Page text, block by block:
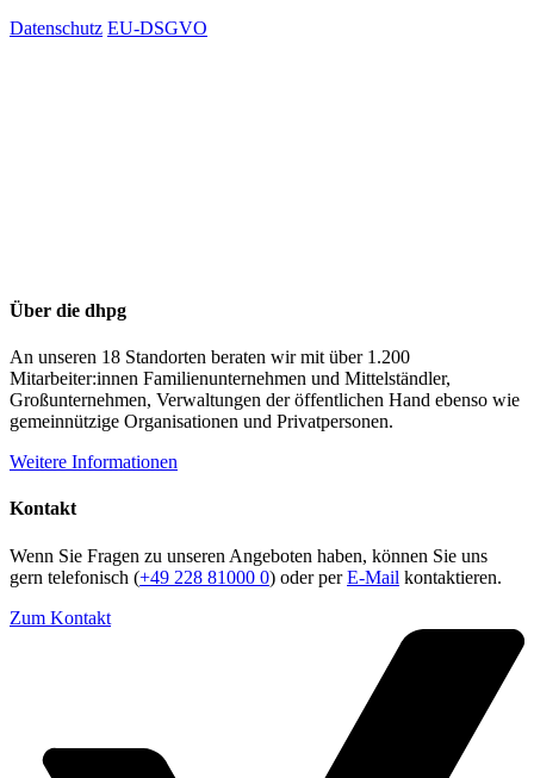
Datenschutz EU-DSGVO
Über die dhpg
An unseren 18 Standorten beraten wir mit über 1.200
Mitarbeiter:innen Familienunternehmen und Mittelständler,
Großunternehmen, Verwaltungen der öffentlichen Hand ebenso wie
gemeinnützige Organisationen und Privatpersonen.
Weitere Informationen
Kontakt
Wenn Sie Fragen zu unseren Angeboten haben, können Sie uns
gern telefonisch (+49 228 81000 0) oder perE-Mail kontaktieren.
Zum Kontakt